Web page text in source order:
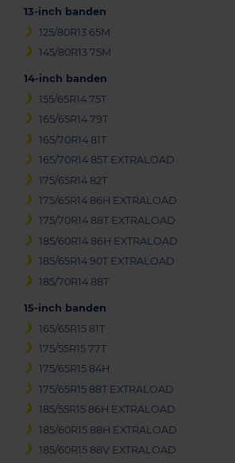
13-inch banden
125/80R13 65M
145/80R13 75M
14-inch banden
155/65R14 75T
165/65R14 79T
165/70R14 81T
165/70R14 85T EXTRALOAD
175/65R14 82T
175/65R14 86H EXTRALOAD
175/70R14 88T EXTRALOAD
185/60R14 86H EXTRALOAD
185/65R14 90T EXTRALOAD
185/70R14 88T
15-inch banden
165/65R15 81T
175/55R15 77T
175/65R15 84H
175/65R15 88T EXTRALOAD
185/55R15 86H EXTRALOAD
185/60R15 88H EXTRALOAD
185/60R15 88V EXTRALOAD